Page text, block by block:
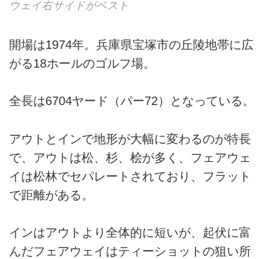
ウェイ右サイドがベスト
開場は1974年。兵庫県宝塚市の丘陵地帯に広
がる18ホールのゴルフ場。
全長は6704ヤード（パー72）となっている。
アウトとインで地形が大幅に変わるのが特長
で、アウトは松、杉、桧が多く、フェアウェ
イは松林でセパレートされており、フラット
で距離がある。
インはアウトより全体的に短いが、起伏に富
んだフェアウェイはティーショットの狙い所